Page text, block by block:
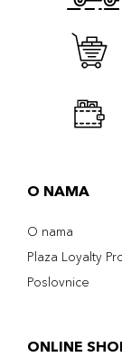
O NAMA
O nama
Plaza Loyalty
Poslovnice
ONLINE